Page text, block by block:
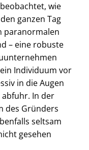
wie
ganzen Tag
paranormalen
– eine robuste
Individuum vor
in die Augen
In der
des Gründers
seltsam
gesehen